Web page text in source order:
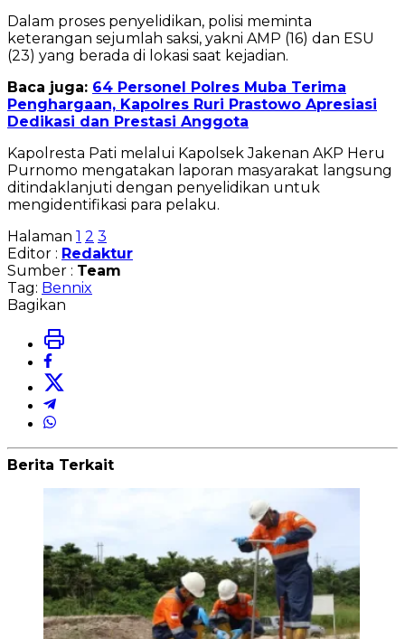
Dalam proses penyelidikan, polisi meminta
keterangan sejumlah saksi, yakni AMP (16) dan ESU
(23) yang berada di lokasi saat kejadian.
Baca juga: 64 Personel Polres Muba Terima
Penghargaan, Kapolres Ruri Prastowo Apresiasi
Dedikasi dan Prestasi Anggota
Kapolresta Pati melalui Kapolsek Jakenan AKP Heru
Purnomo mengatakan laporan masyarakat langsung
ditindaklanjuti dengan penyelidikan untuk
mengidentifikasi para pelaku.
Halaman 1 2 3
Editor : Redaktur
Sumber : Team
Tag: Bennix
Bagikan
Berita Terkait